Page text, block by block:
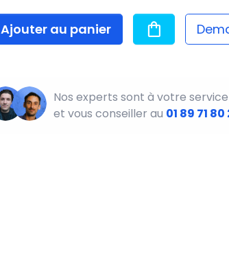
Ajouter au panier
Nos experts sont à votre
et vous conseiller au 01 89 71 80